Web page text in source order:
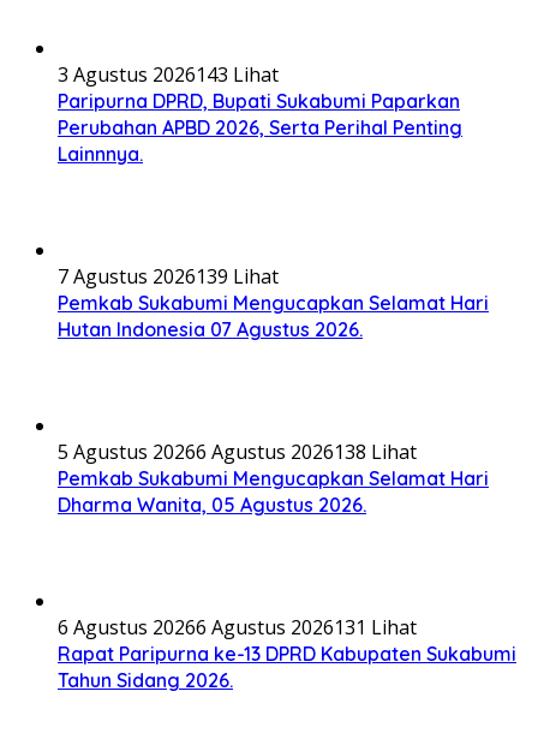
3 Agustus 2026143 Lihat
Paripurna DPRD, Bupati Sukabumi Paparkan
Perubahan APBD 2026, Serta Perihal Penting
Lainnnya.
7 Agustus 2026139 Lihat
Pemkab Sukabumi Mengucapkan Selamat Hari
Hutan Indonesia 07 Agustus 2026.
5 Agustus 20266 Agustus 2026138 Lihat
Pemkab Sukabumi Mengucapkan Selamat Hari
Dharma Wanita, 05 Agustus 2026.
6 Agustus 20266 Agustus 2026131 Lihat
Rapat Paripurna ke-13 DPRD Kabupaten Sukabumi
Tahun Sidang 2026.